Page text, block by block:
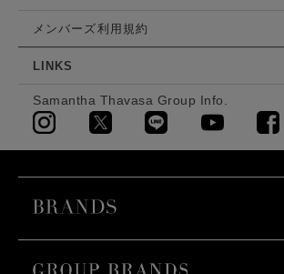
メンバーズ利用規約
LINKS
Samantha Thavasa Group Info.